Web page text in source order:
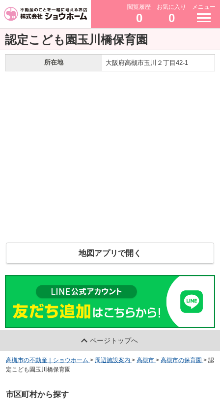
閲覧履歴
0
お気に入り
0
メニュー
認定こども園玉川橋保育園
所在地 大阪府高槻市玉川２丁目42-1
地図アプリで開く
ページトップへ
高槻市の不動産｜ショウホーム > 周辺施設案内 > 高槻市 > 高槻市の保育園 > 認
定こども園玉川橋保育園
市区町村から探す